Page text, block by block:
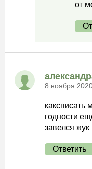
от
8 ноября
каксписать
годности
завелся жук
Ответить